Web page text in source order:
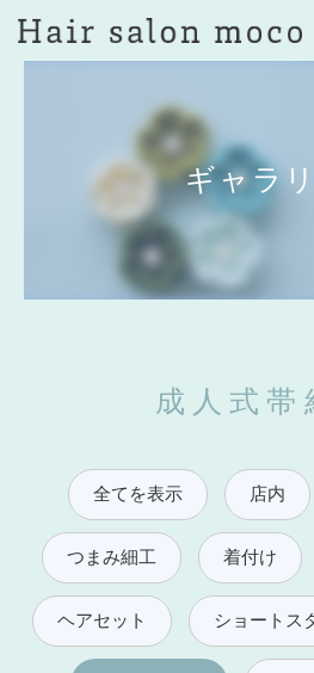
ギャラ
成人式帯
全てを表示 店内
つまみ細工 着付け
ヘアセット ショートス